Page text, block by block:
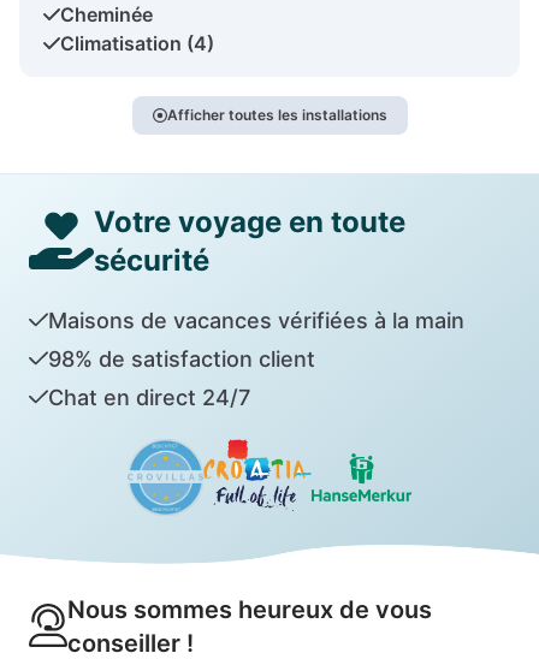
Cheminée
Climatisation (4)
Afficher toutes les installations
Votre voyage en toute
sécurité
Maisons de vacances vérifiées à la main
98% de satisfaction client
Chat en direct 24/7
Nous sommes heureux de vous
conseiller !